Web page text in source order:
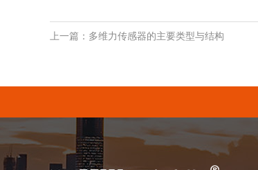
上一篇：多维力传感器的主要类型与结构